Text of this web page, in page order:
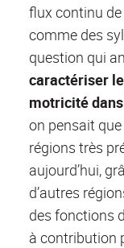
flux continu
comme des
question qui
caractériser
motricité
on pensait
régions très
aujourd’hui,
d’autres
des fonctions
à contribution